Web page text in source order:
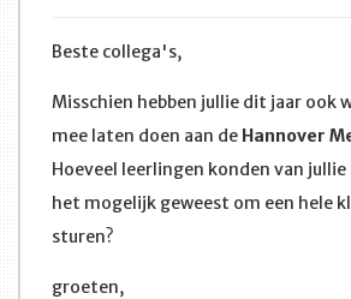
Beste collega's,
Misschien hebben jullie dit jaar ook
mee laten doen aan de Hannover
Hoeveel leerlingen konden van jullie
het mogelijk geweest om een hele
sturen?
groeten,